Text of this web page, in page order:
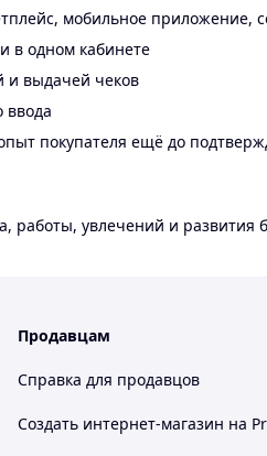
мобильное приложение,
в одном кабинете
и выдачей чеков
ввода
покупателя ещё до
работы, увлечений и
Продавцам
Справка для продавцов
Создать интернет-магазин на